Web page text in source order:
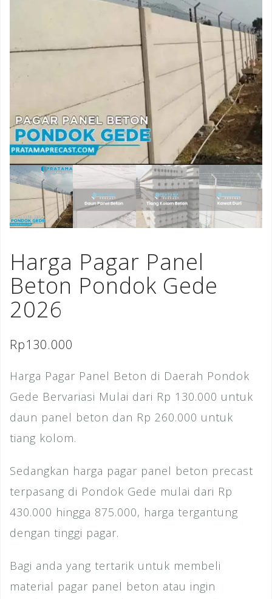
Harga Pagar Panel
Beton Pondok Gede
2026
Rp130.000
Harga Pagar Panel Beton di Daerah Pondok
Gede Bervariasi Mulai dari Rp 130.000 untuk
daun panel beton dan Rp 260.000 untuk
tiang kolom.
Sedangkan harga pagar panel beton precast
terpasang di Pondok Gede mulai dari Rp
430.000 hingga 875.000, harga tergantung
dengan tinggi pagar.
Bagi anda yang tertarik untuk membeli
material pagar panel beton atau ingin